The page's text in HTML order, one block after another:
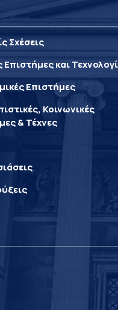
Σχέσεις
Επιστήμες και
Επιστήμες
Κοινωνικές
& Τέχνες